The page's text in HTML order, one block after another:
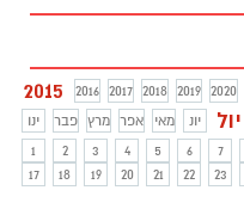
2015 2016 2017 2018 2019 2020
ינו
פבר מרץ אפר מאי יונ יול
1
2 3 4 5 6 7
17
18 19 20 21 22 23